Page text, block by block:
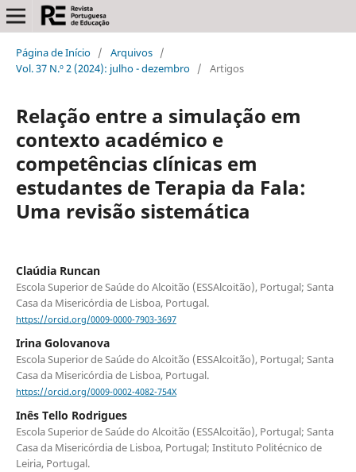
Página de Início / Arquivos /
Vol. 37 N.º 2 (2024): julho - dezembro / Artigos
Relação entre a simulação em
contexto académico e
competências clínicas em
estudantes de Terapia da Fala:
Uma revisão sistemática
Claúdia Runcan
Escola Superior de Saúde do Alcoitão (ESSAlcoitão), Portugal; Santa
Casa da Misericórdia de Lisboa, Portugal.
https://orcid.org/0009-0000-7903-3697
Irina Golovanova
Escola Superior de Saúde do Alcoitão (ESSAlcoitão), Portugal; Santa
Casa da Misericórdia de Lisboa, Portugal.
https://orcid.org/0009-0002-4082-754X
Inês Tello Rodrigues
Escola Superior de Saúde do Alcoitão (ESSAlcoitão), Portugal; Santa
Casa da Misericórdia de Lisboa, Portugal; Instituto Politécnico de
Leiria, Portugal.